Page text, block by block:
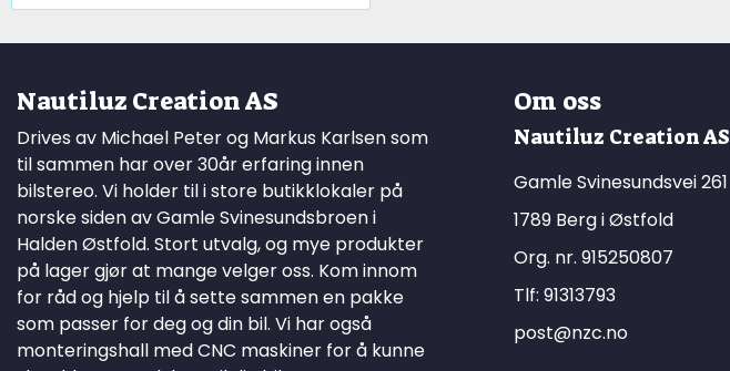
Nautiluz Creation AS
Drives av Michael Peter og Markus Karlsen som
til sammen har over 30år erfaring innen
bilstereo. Vi holder til i store butikklokaler på
norske siden av Gamle Svinesundsbroen i
Halden Østfold. Stort utvalg, og mye produkter
på lager gjør at mange velger oss. Kom innom
for råd og hjelp til å sette sammen en pakke
som passer for deg og din bil. Vi har også
monteringshall med CNC maskiner for å kunne
Om oss
Nautiluz Creation AS
Gamle Svinesundsvei 261
1789 Berg i Østfold
Org. nr. 915250807
Tlf: 91313793
post@nzc.no